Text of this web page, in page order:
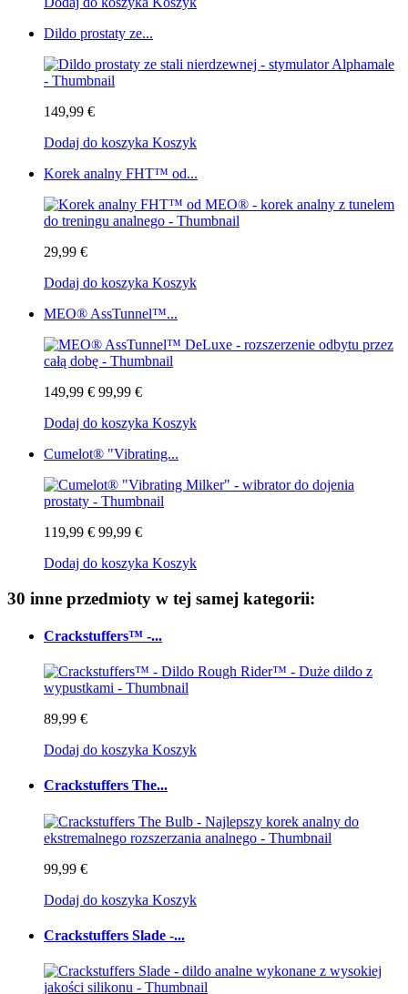
Dildo prostaty ze...
149,99 €
Dodaj do koszyka Koszyk
Korek analny FHT™ od...
29,99 €
Dodaj do koszyka Koszyk
MEO® AssTunnel™...
149,99 € 99,99 €
Dodaj do koszyka Koszyk
Cumelot® "Vibrating...
119,99 € 99,99 €
Dodaj do koszyka Koszyk
30 inne przedmioty w tej samej kategorii:
Crackstuffers™ -...
89,99 €
Dodaj do koszyka Koszyk
Crackstuffers The...
99,99 €
Dodaj do koszyka Koszyk
Crackstuffers Slade -...